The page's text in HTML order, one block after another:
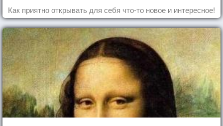
Как приятно открывать для себя что-то новое и интересное!